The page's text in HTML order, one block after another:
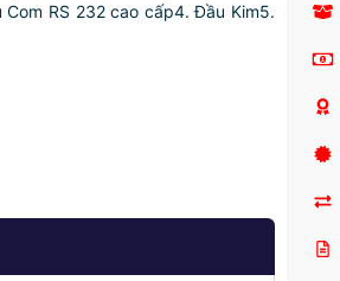
RS 232 cao cấp4. Đầu Kim5.